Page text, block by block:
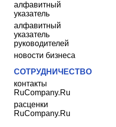
алфавитный
указатель
алфавитный
указатель
руководителей
новости бизнеса
СОТРУДНИЧЕСТВО
контакты
RuCompany.Ru
расценки
RuCompany.Ru